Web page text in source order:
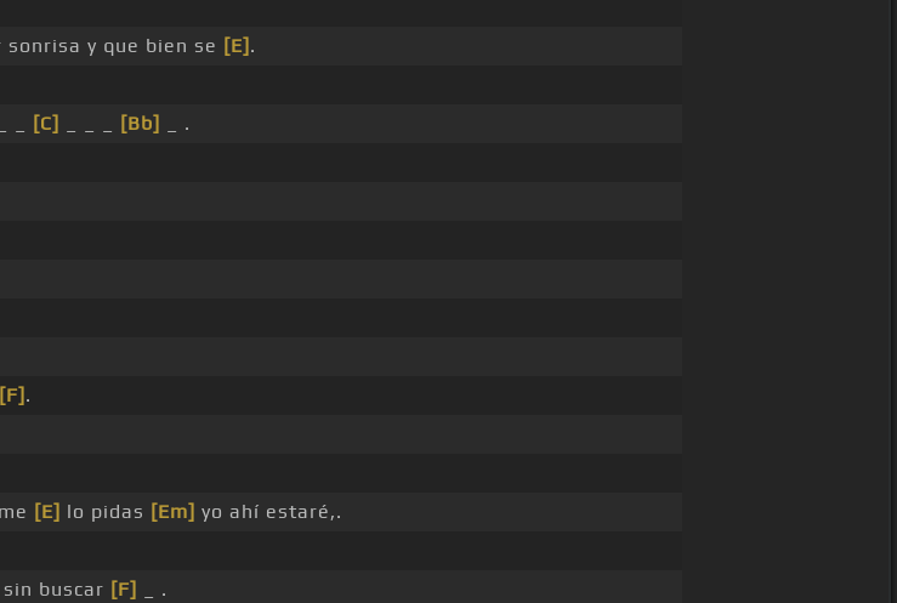
y que bien se [E] .
_ [C] [Bb]
_ .
[F] .
[E] lo pidas [Em] yo ahí estaré,.
buscar [F]
_ .